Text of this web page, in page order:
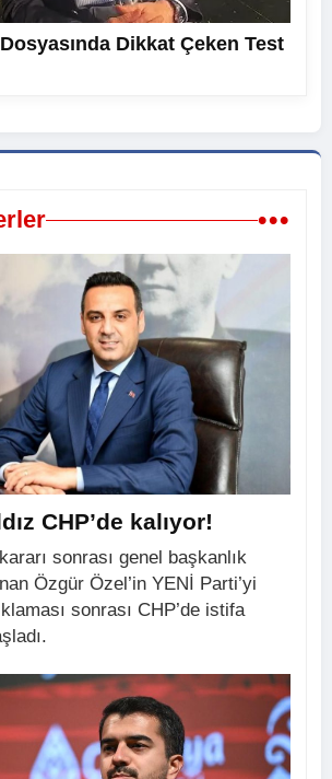
Dikkat Çeken Test
•••
CHP’de kalıyor!
sonrası genel başkanlık
Özgür Özel’in YENİ Parti’yi
sonrası CHP’de istifa